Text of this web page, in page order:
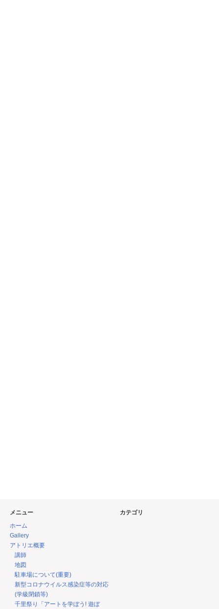
メニュー
ホーム
Gallery
アトリエ概要
講師
地図
駐車場について(重要)
新型コロナウイルス感染症等の対応
(学級閉鎖等)
千里祭り「アートを学ぼう! 遊ぼ
カテゴリ